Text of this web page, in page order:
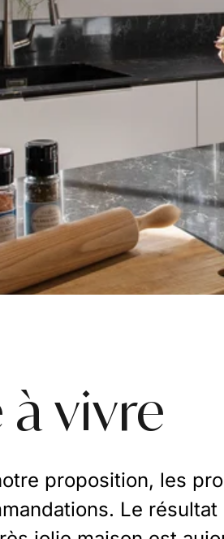
vivre
proposition, les
Le